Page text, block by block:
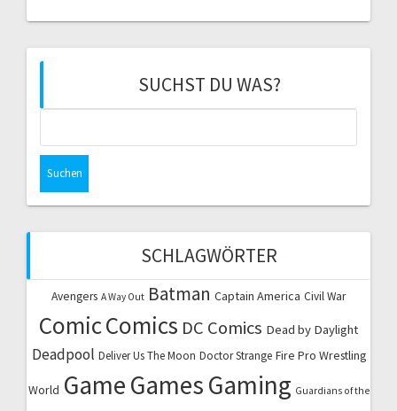
SUCHST DU WAS?
SCHLAGWÖRTER
Avengers A Way Out Batman Captain America Civil War
ComicComics DC Comics Dead by Daylight
Deadpool Deliver Us The Moon Doctor Strange Fire Pro Wrestling
World GameGamesGaming Guardians of the